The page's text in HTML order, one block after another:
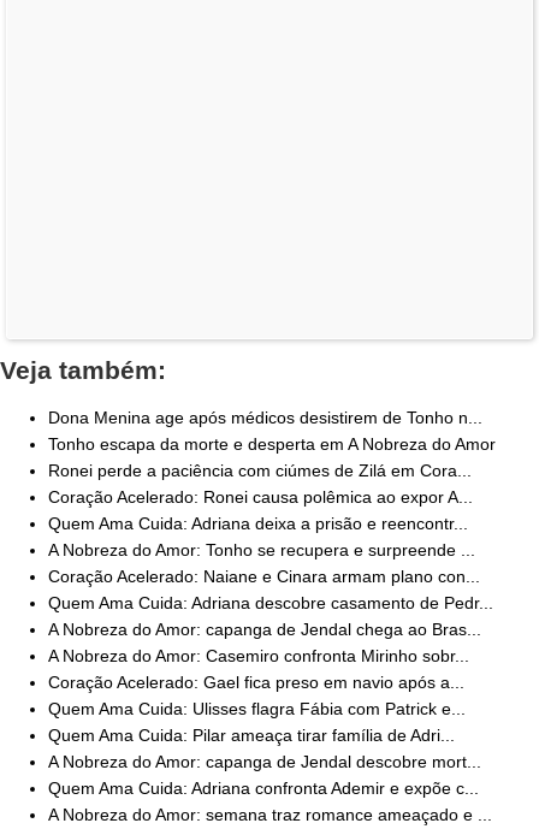
Veja também:
Dona Menina age após médicos desistirem de Tonho n...
Tonho escapa da morte e desperta em A Nobreza do Amor
Ronei perde a paciência com ciúmes de Zilá em Cora...
Coração Acelerado: Ronei causa polêmica ao expor A...
Quem Ama Cuida: Adriana deixa a prisão e reencontr...
A Nobreza do Amor: Tonho se recupera e surpreende ...
Coração Acelerado: Naiane e Cinara armam plano con...
Quem Ama Cuida: Adriana descobre casamento de Pedr...
A Nobreza do Amor: capanga de Jendal chega ao Bras...
A Nobreza do Amor: Casemiro confronta Mirinho sobr...
Coração Acelerado: Gael fica preso em navio após a...
Quem Ama Cuida: Ulisses flagra Fábia com Patrick e...
Quem Ama Cuida: Pilar ameaça tirar família de Adri...
A Nobreza do Amor: capanga de Jendal descobre mort...
Quem Ama Cuida: Adriana confronta Ademir e expõe c...
A Nobreza do Amor: semana traz romance ameaçado e ...